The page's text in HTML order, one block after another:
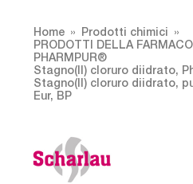
Home
Prodotti chimici
PRODOTTI DELLA
PHARMPUR®
Stagno(II) cloruro diidrato,
Stagno(II) cloruro diidrato,
Eur, BP